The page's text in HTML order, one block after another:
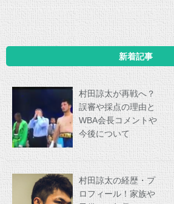
新着記事
村田諒太が再戦へ？
誤審や採点の理由と
WBA会長コメントや
今後について
村田諒太の経歴・プ
ロフィール！家族や